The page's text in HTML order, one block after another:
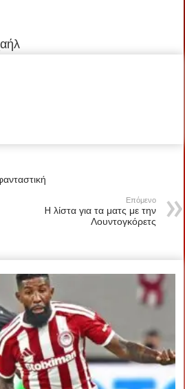
Επόμενο
H λίστα για τα ματς με την
Λουντογκόρετς